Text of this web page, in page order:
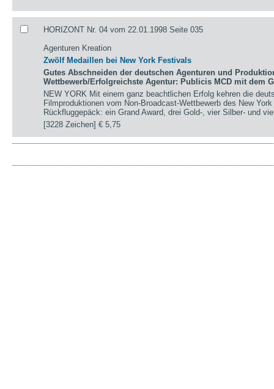
HORIZONT Nr. 04 vom 22.01.1998 Seite 035
Agenturen Kreation
Zwölf Medaillen bei New York Festivals
Gutes Abschneiden der deutschen Agenturen und
Wettbewerb/Erfolgreichste Agentur: Publicis MCD mit dem
NEW YORK Mit einem ganz beachtlichen Erfolg kehren die
Filmproduktionen vom Non-Broadcast-Wettbewerb des New
Rückfluggepäck: ein Grand Award, drei Gold-, vier Silber- und
[3228 Zeichen]€ 5,75